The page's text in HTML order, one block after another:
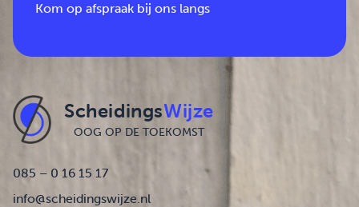
Kom op afspraak bij ons langs
ScheidingsWijze
OOG OP DE TOEKOMST
085 – 0 16 15 17
info@scheidingswijze.nl